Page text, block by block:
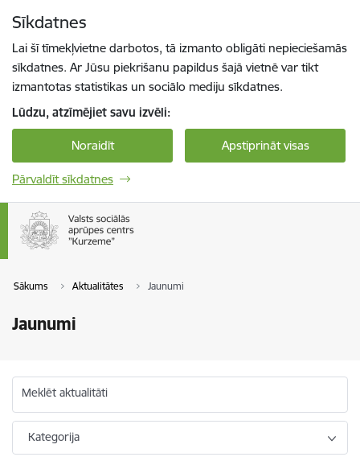
Sīkdatnes
Lai šī tīmekļvietne darbotos, tā izmanto obligāti nepieciešamās
sīkdatnes. Ar Jūsu piekrišanu papildus šajā vietnē var tikt
izmantotas statistikas un sociālo mediju sīkdatnes.
Lūdzu, atzīmējiet savu izvēli:
Noraidīt Apstiprināt visas
Pārvaldīt sīkdatnes
Sākums Aktualitātes Jaunumi
Jaunumi
Meklēt aktualitāti
Kategorija